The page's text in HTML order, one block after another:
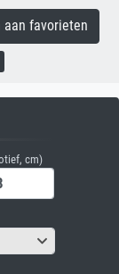
aan favorieten
cm)